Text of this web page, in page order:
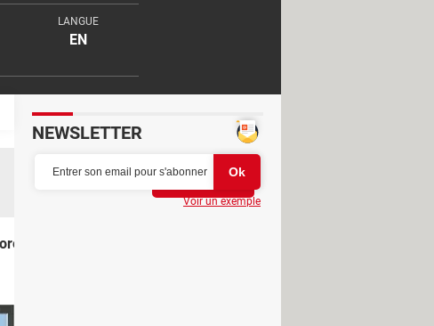
LANGUE
EN
NEWSLETTER
Voir un exemple